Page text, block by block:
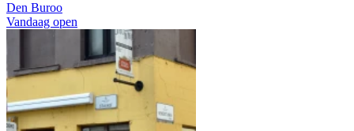
Den Buroo
Vandaag open